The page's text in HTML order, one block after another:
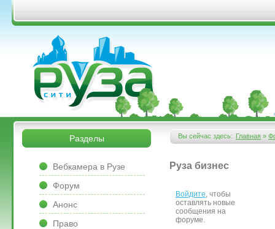
Перейти к основному содержанию
&bsps;
&bsps;
Вы сейчас здесь:
Вы здесь
Главная »
Руза бизнес
Войдите, чтобы
оставлять новые
сообщения на
форуме.
Страницы
Разделы
Вебкамера в Рузе
Форум
Анонс
Право